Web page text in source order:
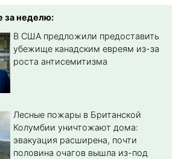
за неделю:
В США предложили предоставить
убежище канадским евреям из-за
роста антисемитизма
Лесные пожары в Британской
Колумбии уничтожают дома:
эвакуация расширена, почти
половина очагов вышла из-под